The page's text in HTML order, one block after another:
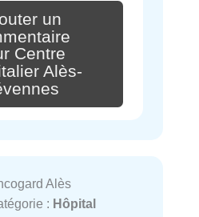
un
Centre
Alès-
Alès
: Hôpital